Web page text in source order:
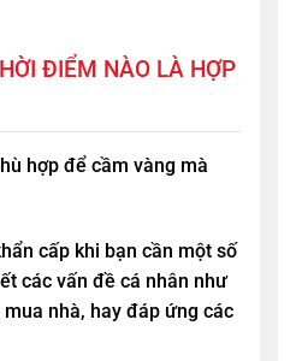
ĐIỂM NÀO LÀ HỢP
hợp để cầm vàng mà
cấp khi bạn cần một số
các vấn đề cá nhân như
nhà, hay đáp ứng các